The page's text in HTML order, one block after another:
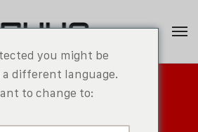
IXPP
you might be
a different language.
to change to: